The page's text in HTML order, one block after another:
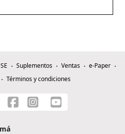
Suplementos Ventas
e-Paper
Términos y condiciones